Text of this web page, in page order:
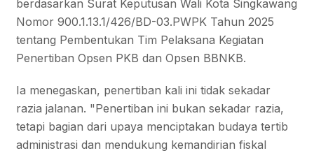
berdasarkan Surat Keputusan Wali Kota Singkawang
Nomor 900.1.13.1/426/BD-03.PWPK Tahun 2025
tentang Pembentukan Tim Pelaksana Kegiatan
Penertiban Opsen PKB dan Opsen BBNKB.
Ia menegaskan, penertiban kali ini tidak sekadar
razia jalanan. "Penertiban ini bukan sekadar razia,
tetapi bagian dari upaya menciptakan budaya tertib
administrasi dan mendukung kemandirian fiskal